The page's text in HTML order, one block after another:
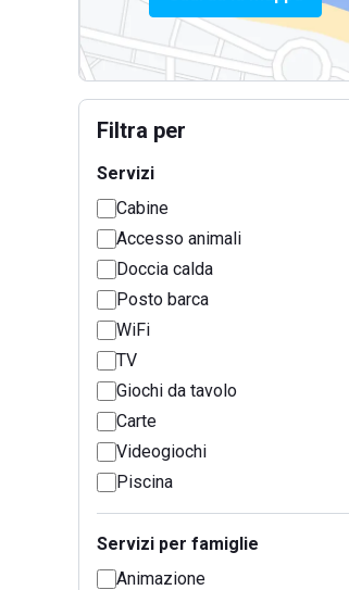
Filtra per
Servizi
Cabine
Accesso animali
Doccia calda
Posto barca
WiFi
TV
Giochi da tavolo
Carte
Videogiochi
Piscina
Servizi per famiglie
Animazione